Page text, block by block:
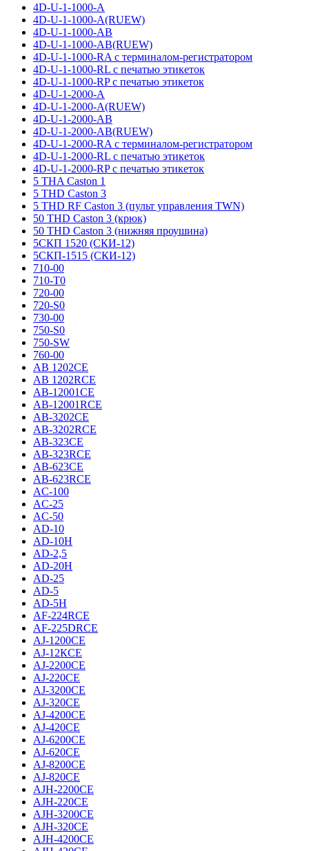
4D-U-1-1000-A
4D-U-1-1000-A(RUEW)
4D-U-1-1000-AB
4D-U-1-1000-AB(RUEW)
4D-U-1-1000-RA с терминалом-регистратором
4D-U-1-1000-RL с печатью этикеток
4D-U-1-1000-RP с печатью этикеток
4D-U-1-2000-A
4D-U-1-2000-A(RUEW)
4D-U-1-2000-AB
4D-U-1-2000-AB(RUEW)
4D-U-1-2000-RA с терминалом-регистратором
4D-U-1-2000-RL с печатью этикеток
4D-U-1-2000-RP с печатью этикеток
5 THA Caston 1
5 THD Caston 3
5 THD RF Caston 3 (пульт управления TWN)
50 THD Caston 3 (крюк)
50 THD Caston 3 (нижняя проушина)
5СКП 1520 (СКИ-12)
5СКП-1515 (СКИ-12)
710-00
710-T0
720-00
720-S0
730-00
750-S0
750-SW
760-00
AB 1202CE
AB 1202RCE
AB-12001CE
AB-12001RCE
AB-3202CE
AB-3202RCE
AB-323CE
AB-323RCE
AB-623CE
AB-623RCE
AC-100
AC-25
AC-50
AD-10
AD-10H
AD-2,5
AD-20H
AD-25
AD-5
AD-5H
AF-224RCE
AF-225DRCE
AJ-1200CE
AJ-12КCE
AJ-2200CE
AJ-220CE
AJ-3200CE
AJ-320CE
AJ-4200CE
AJ-420CE
AJ-6200CE
AJ-620CE
AJ-8200CE
AJ-820CE
AJH-2200CE
AJH-220CE
AJH-3200CE
AJH-320CE
AJH-4200CE